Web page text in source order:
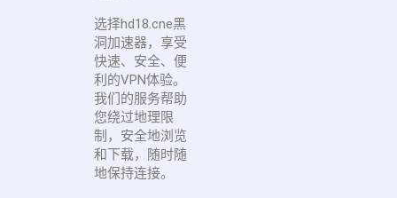
选择hd18.cne黑
洞加速器，享受
快速、安全、便
利的VPN体验。
我们的服务帮助
您绕过地理限
制，安全地浏览
和下载，随时随
地保持连接。